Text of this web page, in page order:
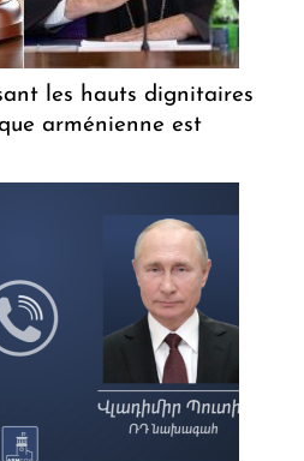
les hauts dignitaires
arménienne est